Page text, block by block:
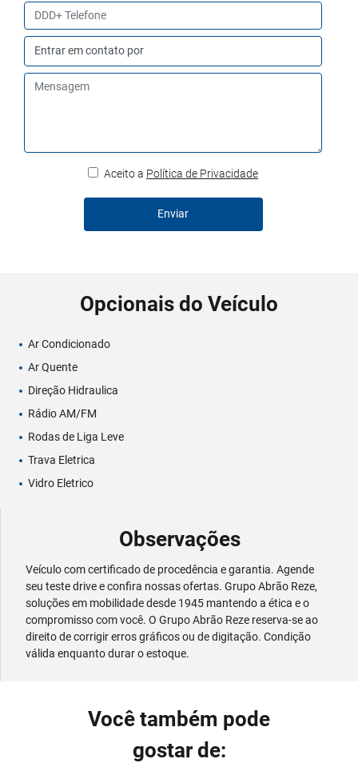
Aceito a Política de Privacidade
Enviar
Opcionais do Veículo
Ar Condicionado
Ar Quente
Direção Hidraulica
Rádio AM/FM
Rodas de Liga Leve
Trava Eletrica
Vidro Eletrico
Observações
Veículo com certificado de procedência e garantia. Agende
seu teste drive e confira nossas ofertas. Grupo Abrão Reze,
soluções em mobilidade desde 1945 mantendo a ética e o
compromisso com você. O Grupo Abrão Reze reserva-se ao
direito de corrigir erros gráficos ou de digitação. Condição
válida enquanto durar o estoque.
Você também pode
gostar de: